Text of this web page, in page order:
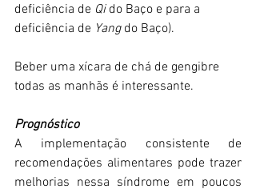
deficiência de Qi do Baço e para a
deficiência de Yang do Baço).
Beber uma xícara de chá de gengibre
todas as manhãs é interessante.
Prognóstico
A implementação consistente de
recomendações alimentares pode trazer
melhorias nessa síndrome em poucos